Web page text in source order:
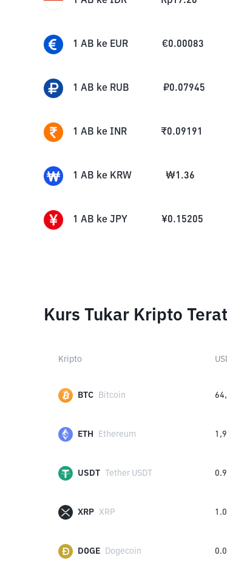
1 AB ke EUR €0.00083
1 AB ke RUB ₽0.07945
1 AB ke INR ₹0.09191
1 AB ke KRW ₩1.36
1 AB ke JPY ¥0.15205
Kurs Tukar Kripto
Kripto
BTC Bitcoin
ETH Ethereum
USDT Tether USDT
XRP XRP
DOGE Dogecoin